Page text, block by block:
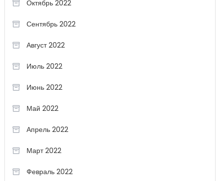
Октябрь 2022
Сентябрь 2022
Август 2022
Июль 2022
Июнь 2022
Май 2022
Апрель 2022
Март 2022
Февраль 2022